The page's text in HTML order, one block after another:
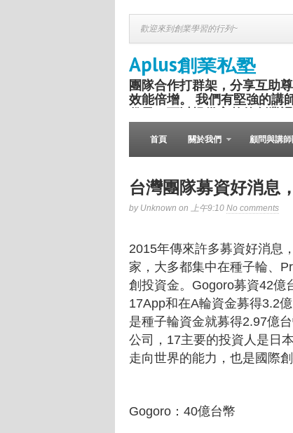
歡迎來到創業學習的行列~
Aplus創業私塾
團隊合作打群架，分享互助
效能倍增。 我們有堅強的講
份子，可以提供完整的創業
盛舉。
首頁 關於我們 顧問與講
台灣團隊募資好消息
by Unknown on 上午9:10 No comments
2015年傳來許多募資好消息
家，大多都集中在種子輪、
創投資金。Gogoro募資42億
17App和在A輪資金募得3.2
是種子輪資金就募得2.97億
公司，17主要的投資人是日
走向世界的能力，也是國際
Gogoro：40億台幣